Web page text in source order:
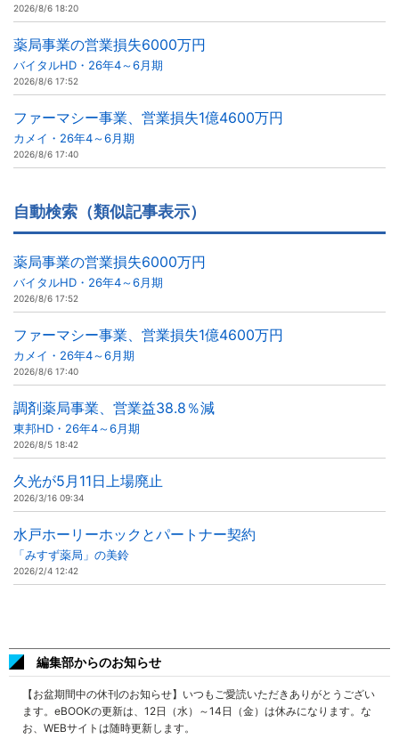
2026/8/6 18:20
薬局事業の営業損失6000万円
バイタルHD・26年4～6月期
2026/8/6 17:52
ファーマシー事業、営業損失1億4600万円
カメイ・26年4～6月期
2026/8/6 17:40
自動検索（類似記事表示）
薬局事業の営業損失6000万円
バイタルHD・26年4～6月期
2026/8/6 17:52
ファーマシー事業、営業損失1億4600万円
カメイ・26年4～6月期
2026/8/6 17:40
調剤薬局事業、営業益38.8％減
東邦HD・26年4～6月期
2026/8/5 18:42
久光が5月11日上場廃止
2026/3/16 09:34
水戸ホーリーホックとパートナー契約
「みすず薬局」の美鈴
2026/2/4 12:42
編集部からのお知らせ
【お盆期間中の休刊のお知らせ】いつもご愛読いただきありがとうござい
ます。eBOOKの更新は、12日（水）～14日（金）は休みになります。な
お、WEBサイトは随時更新します。